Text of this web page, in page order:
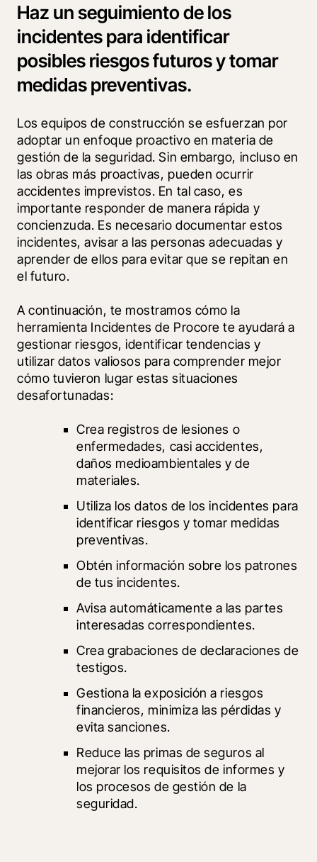
Haz un seguimiento de los
incidentes para identificar
posibles riesgos futuros y tomar
medidas preventivas.
Los equipos de construcción se esfuerzan por
adoptar un enfoque proactivo en materia de
gestión de la seguridad. Sin embargo, incluso en
las obras más proactivas, pueden ocurrir
accidentes imprevistos. En tal caso, es
importante responder de manera rápida y
concienzuda. Es necesario documentar estos
incidentes, avisar a las personas adecuadas y
aprender de ellos para evitar que se repitan en
el futuro.
A continuación, te mostramos cómo la
herramienta Incidentes de Procore te ayudará a
gestionar riesgos, identificar tendencias y
utilizar datos valiosos para comprender mejor
cómo tuvieron lugar estas situaciones
desafortunadas:
Crea registros de lesiones o
enfermedades, casi accidentes,
daños medioambientales y de
materiales.
Utiliza los datos de los incidentes para
identificar riesgos y tomar medidas
preventivas.
Obtén información sobre los patrones
de tus incidentes.
Avisa automáticamente a las partes
interesadas correspondientes.
Crea grabaciones de declaraciones de
testigos.
Gestiona la exposición a riesgos
financieros, minimiza las pérdidas y
evita sanciones.
Reduce las primas de seguros al
mejorar los requisitos de informes y
los procesos de gestión de la
seguridad.